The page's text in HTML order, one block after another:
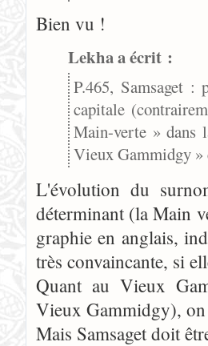
Bien vu !
Lekha a écrit :
P.465, Samsaget :
capitale
Main-verte » dans
Vieux Gammidgy
L'évolution du
déterminant (la Main
graphie en anglais,
très convaincante, si
Quant au Vieux
Vieux Gammidgy),
Mais Samsaget doit